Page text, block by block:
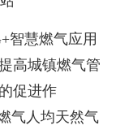
智慧燃气应用
高城镇燃气管
促进作
气人均天然气